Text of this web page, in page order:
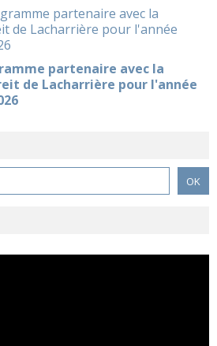
partenaire avec la
de Lacharrière pour l'année